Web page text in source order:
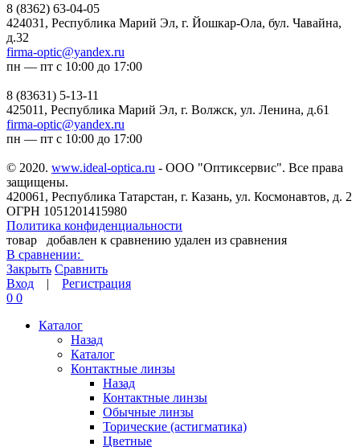
8 (8362) 63-04-05
424031, Республика Марий Эл, г. Йошкар-Ола, бул. Чавайна,
д.32
firma-optic@yandex.ru
пн — пт с 10:00 до 17:00
8 (83631) 5-13-11
425011, Республика Марий Эл, г. Волжск, ул. Ленина, д.61
firma-optic@yandex.ru
пн — пт с 10:00 до 17:00
© 2020. www.ideal-optica.ru - ООО "Оптиксервис". Все права
защищены.
420061, Республика Татарстан, г. Казань, ул. Космонавтов, д. 2
ОГРН 1051201415980
Политика конфиденциальности
товар
добавлен к сравнению удален из сравнения
В сравнении:
Закрыть Сравнить
Вход | Регистрация
0 0
Каталог
Назад
Каталог
Контактные линзы
Назад
Контактные линзы
Обычные линзы
Торические (астигматика)
Цветные